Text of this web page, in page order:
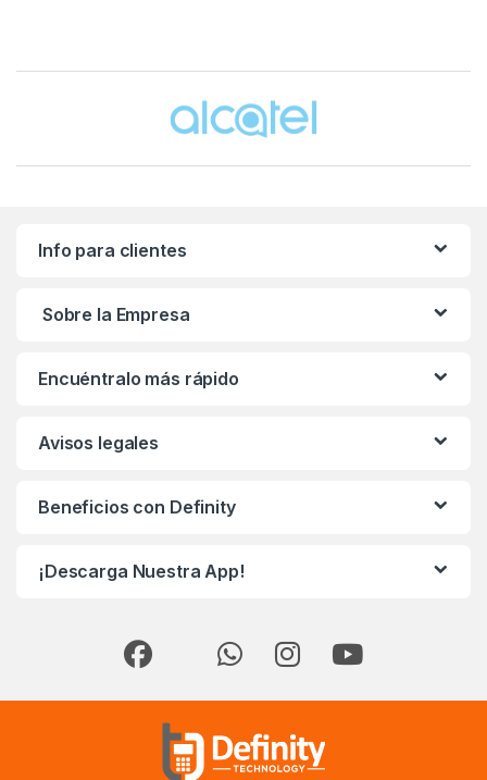
Info para clientes
Sobre la Empresa
Encuéntralo más rápido
Avisos legales
Beneficios con Definity
¡Descarga Nuestra App!